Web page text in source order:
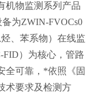
机物监测系列产品
为ZWIN-FVOCs0
、苯系物）在线监
）为核心，管路
全可靠， *依照
《固
术要求及检测方